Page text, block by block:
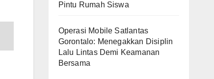
Pintu Rumah Siswa
Operasi Mobile Satlantas
Gorontalo: Menegakkan Disiplin
Lalu Lintas Demi Keamanan
Bersama